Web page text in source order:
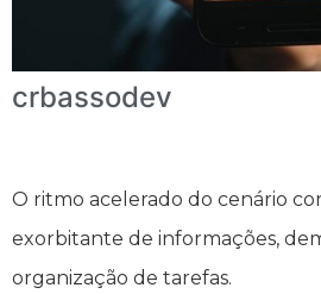
crbassodev
O ritmo acelerado do cenário
exorbitante de informações,
organização de tarefas.